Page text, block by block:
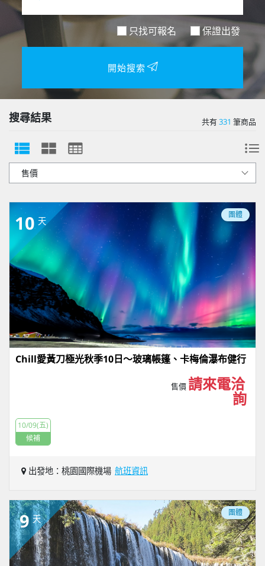
只找可報名 保證出發
開始搜索
搜尋結果 共有331 筆商品
10 天
團體
Chill愛黃刀極光秋季10日～玻璃帳篷、卡梅倫瀑布健行
售價 請來電洽
詢
10/09(五)
候補
出發地：桃園國際機場 航班資訊
9 天
團體